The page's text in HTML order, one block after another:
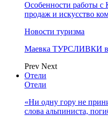
Особенности работы с
продаж и искусство
Новости туризма
Маевка ТУРСЛИВКИ в
Prev Next
Отели
Отели
«Ни одну гору не
слова альпиниста,